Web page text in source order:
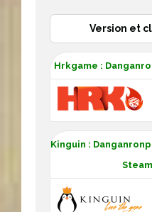
Version et
Hrkgame :
Kinguin :